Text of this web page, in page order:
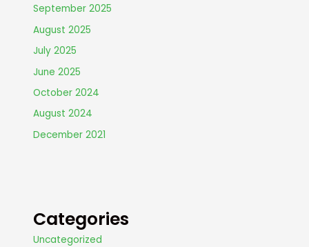
September 2025
August 2025
July 2025
June 2025
October 2024
August 2024
December 2021
Categories
Uncategorized